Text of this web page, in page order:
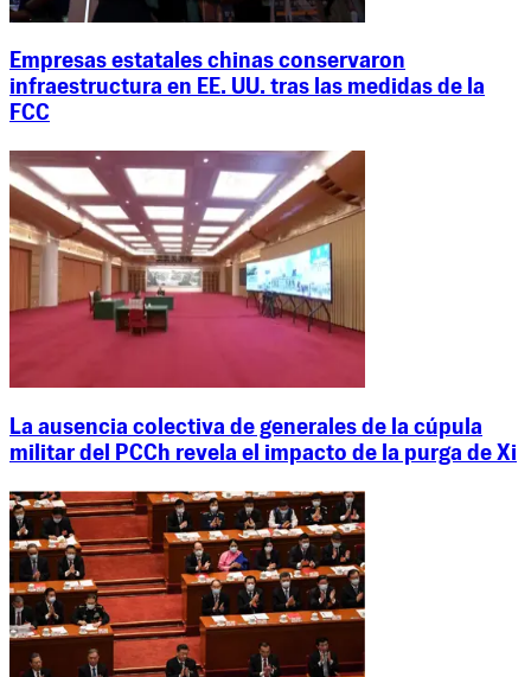
Empresas estatales chinas conservaron
infraestructura en EE. UU. tras las medidas de la
FCC
La ausencia colectiva de generales de la cúpula
militar del PCCh revela el impacto de la purga de Xi